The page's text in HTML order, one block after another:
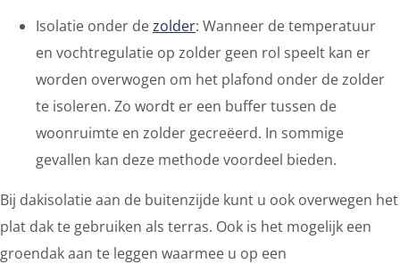
Isolatie onder dezolder: Wanneer de temperatuur
en vochtregulatie op zolder geen rol speelt kan er
worden overwogen om het plafond onder de zolder
te isoleren. Zo wordt er een buffer tussen de
woonruimte en zolder gecreëerd. In sommige
gevallen kan deze methode voordeel bieden.
Bij dakisolatie aan de buitenzijde kunt u ook overwegen het
plat dak te gebruiken als terras. Ook is het mogelijk een
groendak aan te leggen waarmee u op een